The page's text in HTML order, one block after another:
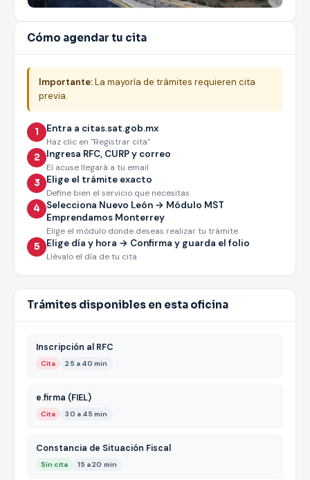
Cómo agendar tu cita
Importante:La mayoría de trámites requieren cita
previa.
1 Entra a citas.sat.gob.mx
Haz clic en "Registrar cita"
2 Ingresa RFC, CURP y correo
El acuse llegará a tu email
3 Elige el trámite exacto
Define bien el servicio que necesitas
4 Selecciona Nuevo León → Módulo MST
Emprendamos Monterrey
Elige el módulo donde deseas realizar tu trámite
5 Elige día y hora → Confirma y guarda el folio
Llévalo el día de tu cita
Trámites disponibles en esta oficina
Inscripción al RFC
Cita 25 a 40 min
e.firma (FIEL)
Cita 30 a 45 min
Constancia de Situación Fiscal
Sin cita 15 a 20 min